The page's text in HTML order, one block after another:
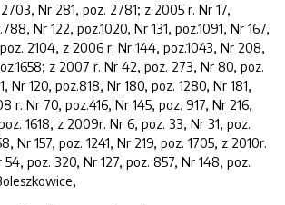
Nr 281, poz. 2781; z 2005 r. Nr 17,
Nr 122, poz.1020, Nr 131, poz.1091, Nr 167,
2104, z 2006 r. Nr 144, poz.1043, Nr 208,
z 2007 r. Nr 42, poz. 273, Nr 80, poz.
Nr 120, poz.818, Nr 180, poz. 1280, Nr 181,
r. Nr 70, poz.416, Nr 145, poz. 917, Nr 216,
1618, z 2009r. Nr 6, poz. 33, Nr 31, poz.
Nr 157, poz. 1241, Nr 219, poz. 1705, z 2010r.
poz. 320, Nr 127, poz. 857, Nr 148, poz.